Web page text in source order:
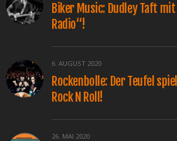
Biker Music: Dudley Taft
Radio“!
6. AUGUST 2020
Rockenbolle: Der Teufel
Rock N Roll!
26. MAI 2020